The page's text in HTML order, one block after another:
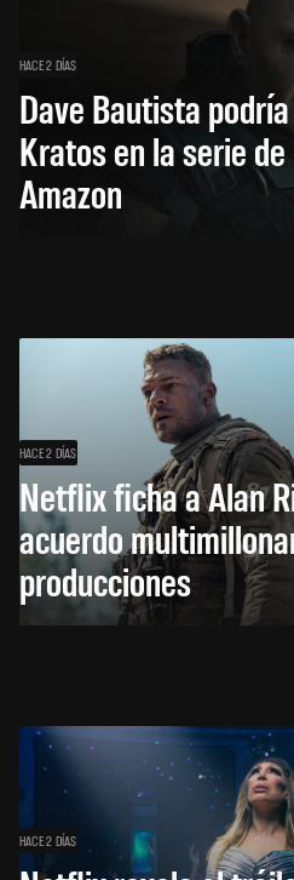
HACE 2 DÍAS
Dave Bautista
Kratos en la serie
Amazon
HACE 2 DÍAS
Netflix ficha a Alan
acuerdo
producciones
HACE 2 DÍAS